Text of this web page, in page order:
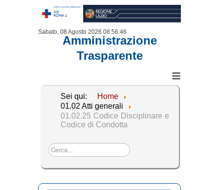
Sabato, 08 Agosto 2026 08:56:46
Amministrazione
Trasparente
≡
Sei qui:
Home
01.02 Atti generali
01.02.25 Codice Disciplinare e
Codice di Condotta
Cerca...